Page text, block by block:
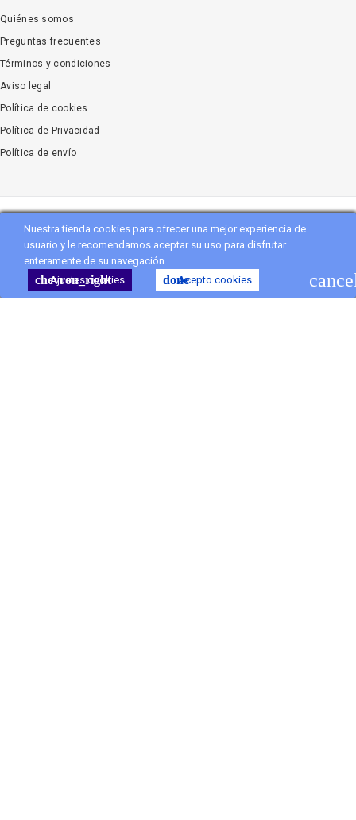
Nuestra tienda cookies para ofrecer una mejor experiencia de
usuario y le recomendamos aceptar su uso para disfrutar
enteramente de su navegación.
chevron_right
Ajustes cookies doneAcepto cookies
Quiénes somos
Preguntas frecuentes
Términos y condiciones
Aviso legal
Política de cookies
Política de Privacidad
Política de envío
CopyrightVanityflor.es. All Rights Reserved